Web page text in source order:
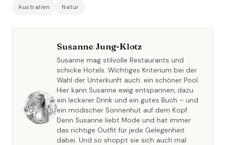
Australien Natur
Susanne Jung-Klotz
Susanne mag stilvolle Restaurants und
schicke Hotels. Wichtiges Kriterium bei der
Wahl der Unterkunft auch: ein schöner Pool.
Hier kann Susanne ewig entspannen, dazu
ein leckerer Drink und ein gutes Buch – und
ein modischer Sonnenhut auf dem Kopf.
Denn Susanne liebt Mode und hat immer
das richtige Outfit für jede Gelegenheit
dabei. Und so shoppt sie sich auch mal